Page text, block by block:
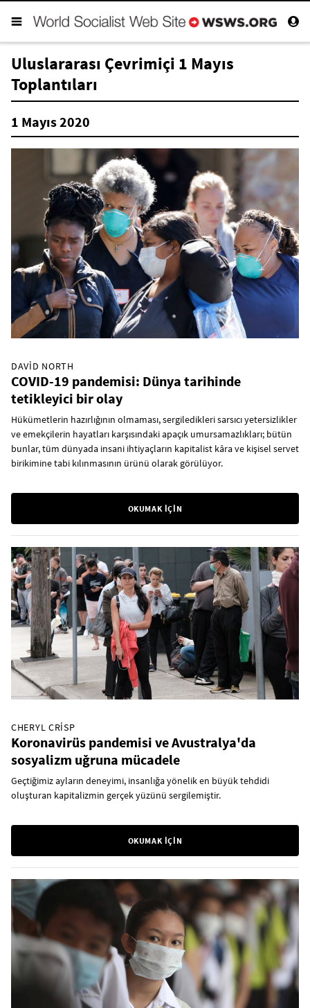
Uluslararası Çevrimiçi 1 Mayıs
Toplantıları
1 Mayıs 2020
DAVID NORTH
COVID-19 pandemisi: Dünya tarihinde
tetikleyici bir olay
Hükümetlerin hazırlığının olmaması, sergiledikleri sarsıcı yetersizlikler
ve emekçilerin hayatları karşısındaki apaçık umursamazlıkları; bütün
bunlar, tüm dünyada insani ihtiyaçların kapitalist kâra ve kişisel servet
birikimine tabi kılınmasının ürünü olarak görülüyor.
OKUMAK İÇİN
CHERYL CRISP
Koronavirüs pandemisi ve Avustralya'da
sosyalizm uğruna mücadele
Geçtiğimiz ayların deneyimi, insanlığa yönelik en büyük tehdidi
oluşturan kapitalizmin gerçek yüzünü sergilemiştir.
OKUMAK İÇİN